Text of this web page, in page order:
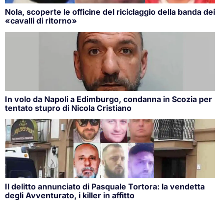
Nola, scoperte le officine del riciclaggio della banda dei
«cavalli di ritorno»
In volo da Napoli a Edimburgo, condanna in Scozia per
tentato stupro di Nicola Cristiano
Il delitto annunciato di Pasquale Tortora: la vendetta
degli Avventurato, i killer in affitto